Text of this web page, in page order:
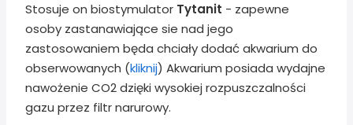
Stosuje on biostymulator Tytanit - zapewne
osoby zastanawiające sie nad jego
zastosowaniem będa chciały dodać akwarium do
obserwowanych (kliknij) Akwarium posiada wydajne
nawożenie CO2 dzięki wysokiej rozpuszczalności
gazu przez filtr narurowy.